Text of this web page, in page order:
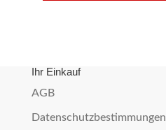
Ihr Einkauf
AGB
Datenschutzbestimmungen